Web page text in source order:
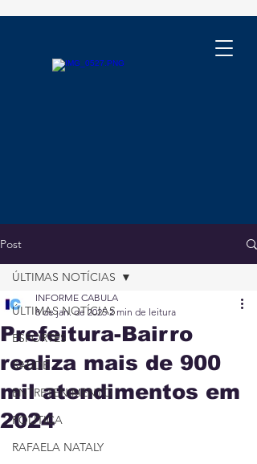
Post
ÚLTIMAS NOTÍCIAS
ESPORTES
SAÚDE
ENTRETENIMENTO
POLÍTICA
RAFAELA NATALY
ÚLTIMAS NOTÍCIAS
Prefeitura-Bairro
realiza mais de 900
mil atendimentos em
2024
INFORME CABULA
8 de jan. de 2025 2 min de leitura